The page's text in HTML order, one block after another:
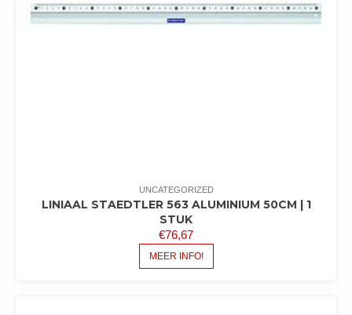
UNCATEGORIZED
LINIAAL STAEDTLER 563 ALUMINIUM 50CM | 1
STUK
€76,67
MEER INFO!